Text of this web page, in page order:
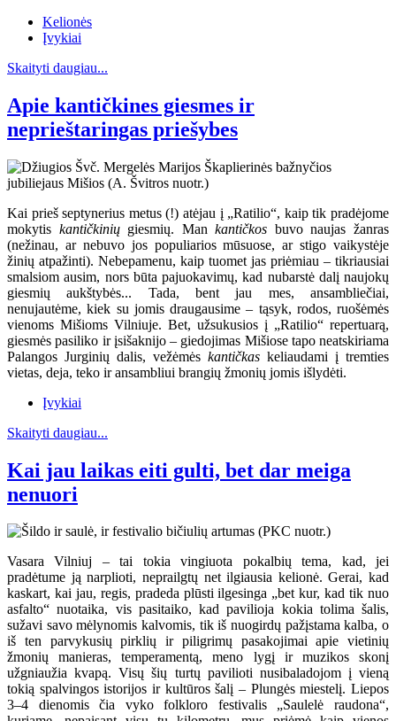
Kelionės
Įvykiai
Skaityti daugiau...
Apie kantičkines giesmes ir
neprieštaringas priešybes
Kai prieš septynerius metus (!) atėjau į „Ratilio“, kaip tik pradėjome
mokytis kantičkiniųgiesmių. Mankantičkos buvo naujas žanras
(nežinau, ar nebuvo jos populiarios mūsuose, ar stigo vaikystėje
žinių atpažinti). Nebepamenu, kaip tuomet jas priėmiau – tikriausiai
smalsiom ausim, nors būta pajuokavimų, kad nubarstė dalį naujokų
giesmių aukštybės... Tada, bent jau mes, ansambliečiai,
nenujautėme, kiek su jomis draugausime – tąsyk, rodos, ruošėmės
vienoms Mišioms Vilniuje. Bet, užsukusios į „Ratilio“ repertuarą,
giesmės pasiliko ir įsišaknijo – giedojimas Mišiose tapo neatskiriama
Palangos Jurginių dalis, vežėmės kantičkas keliaudami į tremties
vietas, deja, teko ir ansambliui brangių žmonių jomis išlydėti.
Įvykiai
Skaityti daugiau...
Kai jau laikas eiti gulti, bet dar meiga
nenuori
Vasara Vilniuj – tai tokia vingiuota pokalbių tema, kad, jei
pradėtume ją narplioti, neprailgtų net ilgiausia kelionė. Gerai, kad
kaskart, kai jau, regis, pradeda plūsti ilgesinga „bet kur, kad tik nuo
asfalto“ nuotaika, vis pasitaiko, kad pavilioja kokia tolima šalis,
sužavi savo mėlynomis kalvomis, tik iš nuogirdų pažįstama kalba, o
iš ten parvykusių pirklių ir piligrimų pasakojimai apie vietinių
žmonių manieras, temperamentą, meno lygį ir muzikos skonį
užgniaužia kvapą. Visų šių turtų pavilioti nusibaladojom į vieną
tokią spalvingos istorijos ir kultūros šalį – Plungės miestelį. Liepos
3–4 dienomis čia vyko folkloro festivalis „Saulelė raudona“,